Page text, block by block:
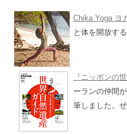
Chika Yoga ヨ
と体を開放す
『ニッポンの
ーランの仲間
筆しました。